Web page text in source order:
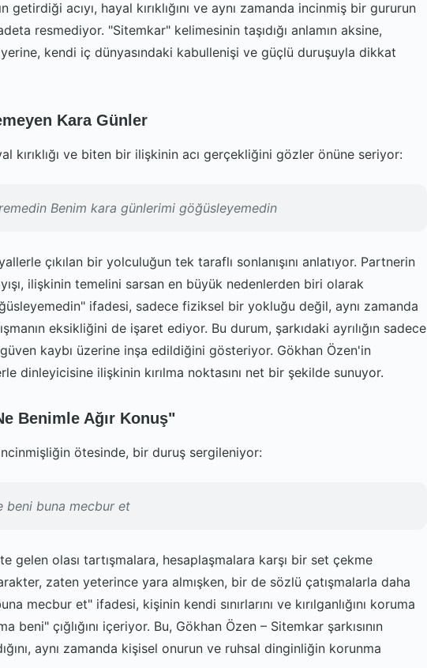
getirdiği acıyı, hayal kırıklığını ve aynı zamanda incinmiş bir gururun
resmediyor. "Sitemkar" kelimesinin taşıdığı anlamın aksine,
yerine, kendi iç dünyasındaki kabullenişi ve güçlü duruşuyla dikkat
Kara Günler
kırıklığı ve biten bir ilişkinin acı gerçekliğini gözler önüne seriyor:
Benim kara günlerimi göğüsleyemedin
çıkılan bir yolculuğun tek taraflı sonlanışını anlatıyor. Partnerin
ilişkinin temelini sarsan en büyük nedenlerden biri olarak
ifadesi, sadece fiziksel bir yokluğu değil, aynı zamanda
eksikliğini de işaret ediyor. Bu durum, şarkıdaki ayrılığın sadece
kaybı üzerine inşa edildiğini gösteriyor. Gökhan Özen'in
dinleyicisine ilişkinin kırılma noktasını net bir şekilde sunuyor.
Benimle Ağır Konuş"
ötesinde, bir duruş sergileniyor:
beni buna mecbur et
gelen olası tartışmalara, hesaplaşmalara karşı bir set çekme
zaten yeterince yara almışken, bir de sözlü çatışmalarla daha
mecbur et" ifadesi, kişinin kendi sınırlarını ve kırılganlığını koruma
çığlığını içeriyor. Bu, Gökhan Özen – Sitemkar şarkısının
aynı zamanda kişisel onurun ve ruhsal dinginliğin korunma